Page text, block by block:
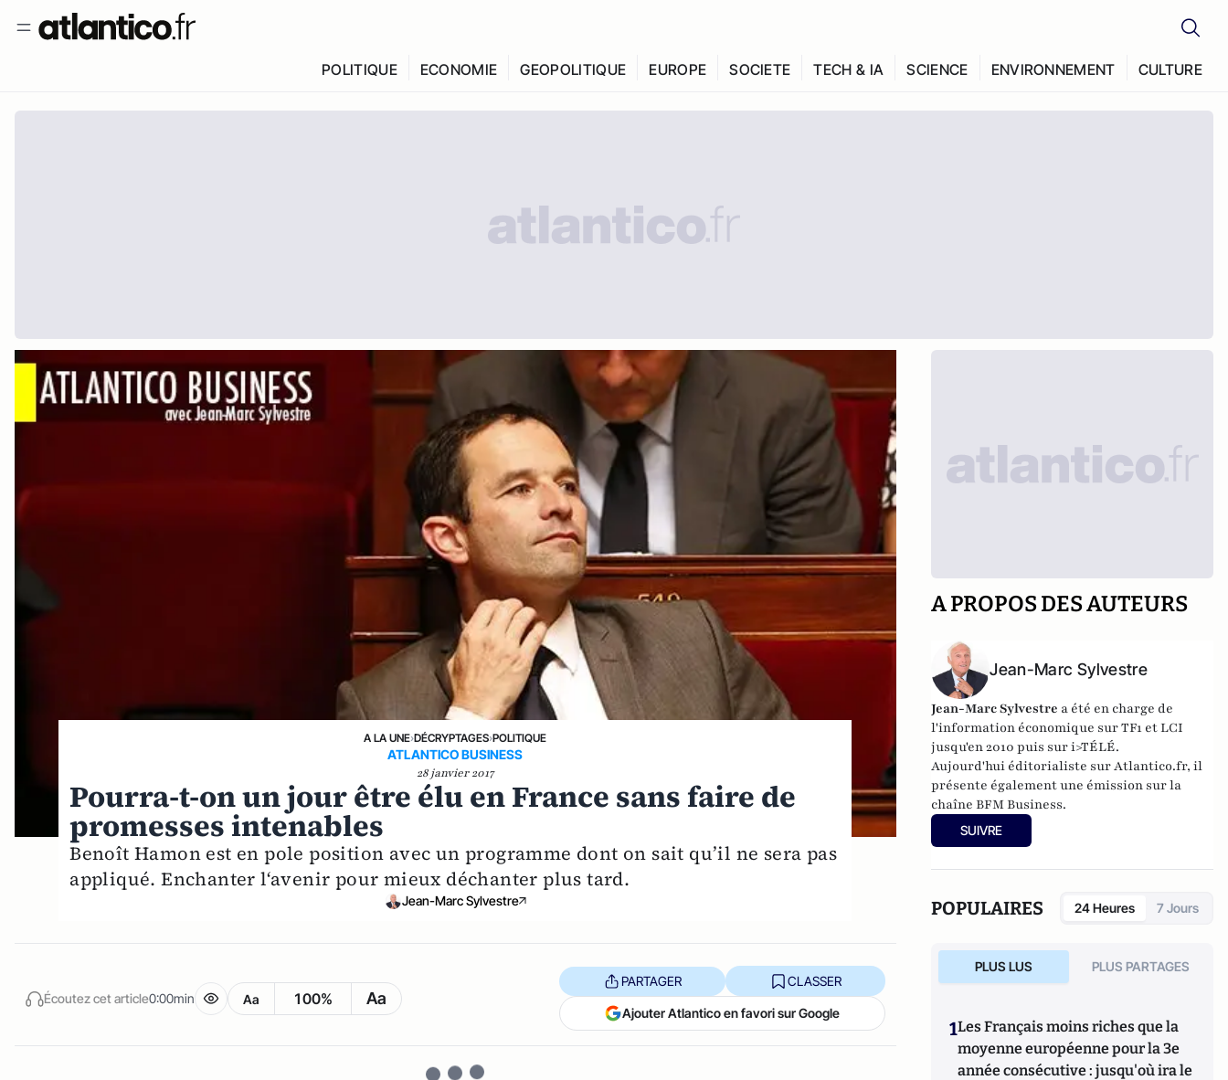
POLITIQUE ECONOMIE GEOPOLITIQUE EUROPE SOCIETE TECH & IA SCIENCE ENVIRONNEMENT CULTURE
A LA UNE›DÉCRYPTAGES›POLITIQUE
ATLANTICO BUSINESS
28 janvier 2017
Pourra-t-on un jour être élu en France sans faire de
promesses intenables
Benoît Hamon est en pole position avec un programme dont on sait qu’il ne sera pas
appliqué. Enchanter l‘avenir pour mieux déchanter plus tard.
Jean-Marc Sylvestre
Écoutez cet article0:00min Aa 100% Aa
PARTAGER CLASSER
Ajouter Atlantico en favori sur Google
A PROPOS DES AUTEURS
Jean-Marc Sylvestre
Jean-Marc Sylvestre a été en charge de
l'information économique sur TF1 et LCI
jusqu'en 2010 puis sur i>TÉLÉ.
Aujourd'hui éditorialiste sur Atlantico.fr, il
présente également une émission sur la
chaîne BFM Business.
SUIVRE
POPULAIRES 24 Heures 7 Jours
PLUS LUS PLUS PARTAGES
1Les Français moins riches que la
moyenne européenne pour la 3e
année consécutive : jusqu'où ira le